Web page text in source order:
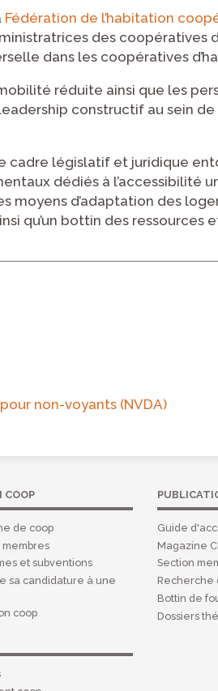
Fédération de l’habitation
des coopératives
dans les coopératives
réduite ainsi que les
constructif au sein
cadre législatif et juridique
dédiés à l’accessibilité
moyens d’adaptation des
qu’un bottin des ressources
non-voyants (NVDA)
COOP
de coop
membres
et subventions
sa candidature à une
coop
Guide
Magazine
Section
Recherche
Bottin de
Dossiers